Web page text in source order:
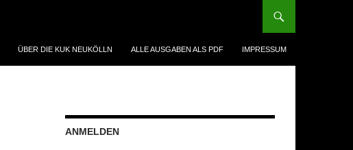
ÜBER DIE KUK NEUKÖLLN ALLE AUSGABEN ALS PDF IMPRESSUM
ANMELDEN